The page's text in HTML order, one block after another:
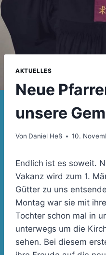
AKTUELLES
Neue
unsere
Von Daniel Heß 10.
Endlich ist es soweit.
Vakanz wird zum 1.
Gütter zu uns
Montag war sie mit
Tochter schon mal in
unterwegs um die
sehen. Bei diesem